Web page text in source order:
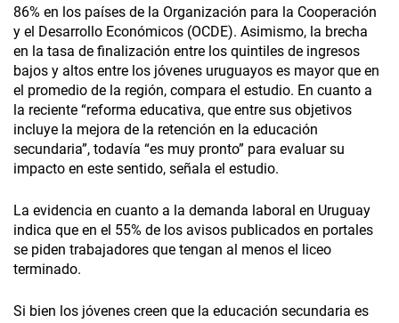
86% en los países de la Organización para la Cooperación
y el Desarrollo Económicos (OCDE). Asimismo, la brecha
en la tasa de finalización entre los quintiles de ingresos
bajos y altos entre los jóvenes uruguayos es mayor que en
el promedio de la región, compara el estudio. En cuanto a
la reciente “reforma educativa, que entre sus objetivos
incluye la mejora de la retención en la educación
secundaria”, todavía “es muy pronto” para evaluar su
impacto en este sentido, señala el estudio.
La evidencia en cuanto a la demanda laboral en Uruguay
indica que en el 55% de los avisos publicados en portales
se piden trabajadores que tengan al menos el liceo
terminado.
Si bien los jóvenes creen que la educación secundaria es